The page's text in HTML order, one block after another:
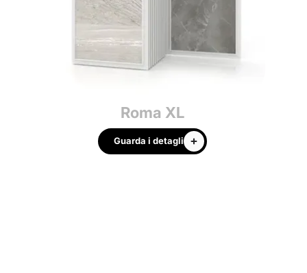
Roma XL
Guarda i detagli